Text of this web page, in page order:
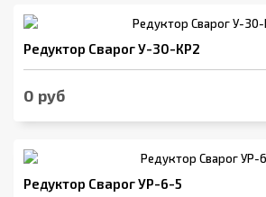
Редуктор Сварог У-30-КР2
0 руб
Редуктор Сварог УР-6-5